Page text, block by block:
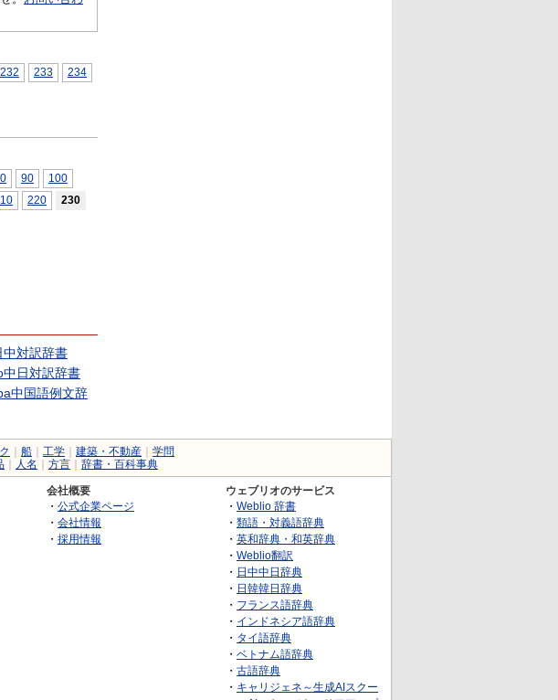
232 233
234
90
100
220
230
中対訳辞書
中日対訳辞書
中国語例文辞
船 工学 建築・不動産
学問
人名 方言 辞書・百科事典
会社概要
・ 公式企業ページ
・ 会社情報
・ 採用情報
ウェブリオのサービス
・ Weblio 辞書
・ 類語・対義語辞典
・ 英和辞典・和英辞典
・ Weblio翻訳
・ 日中中日辞典
・ 日韓韓日辞典
・ フランス語辞典
・ インドネシア語辞典
・ タイ語辞典
・ ベトナム語辞典
・ 古語辞典
・ キャリジェネ～生成AIスクー